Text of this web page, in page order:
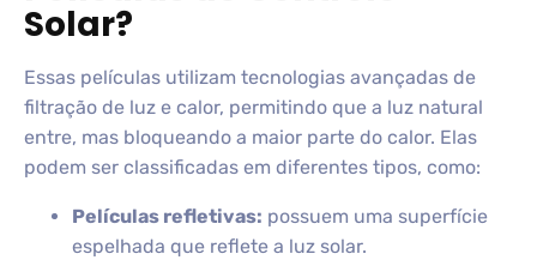
Solar?
Essas películas utilizam tecnologias avançadas de
filtração de luz e calor, permitindo que a luz natural
entre, mas bloqueando a maior parte do calor. Elas
podem ser classificadas em diferentes tipos, como:
Películas refletivas: possuem uma superfície
espelhada que reflete a luz solar.